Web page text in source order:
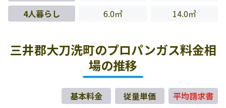
4人暮らし
6.0㎥ 14.0㎥
三井郡大刀洗町のプロパンガス料金相
場の推移
基本料金 従量単価
平均請求書